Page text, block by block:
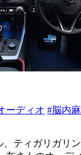
ーディオ #脳内
ティガリガリ